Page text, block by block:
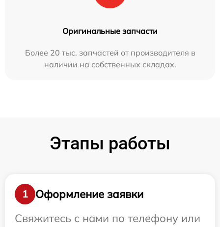
Оригинальные запчасти
Более 20 тыс. запчастей от производителя в
наличии на собственных складах.
Этапы работы
1
Оформление заявки
Свяжитесь с нами по телефону или